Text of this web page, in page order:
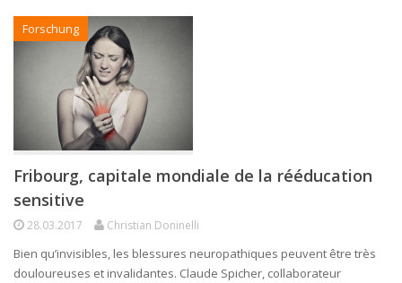
Forschung
Fribourg, capitale mondiale de la rééducation
sensitive
28.03.2017 Christian Doninelli
Bien qu’invisibles, les blessures neuropathiques peuvent être très
douloureuses et invalidantes. Claude Spicher, collaborateur